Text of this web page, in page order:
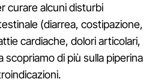
curare alcuni disturbi
(diarrea, costipazione,
cardiache, dolori articolari,
scopriamo di più sulla piperina